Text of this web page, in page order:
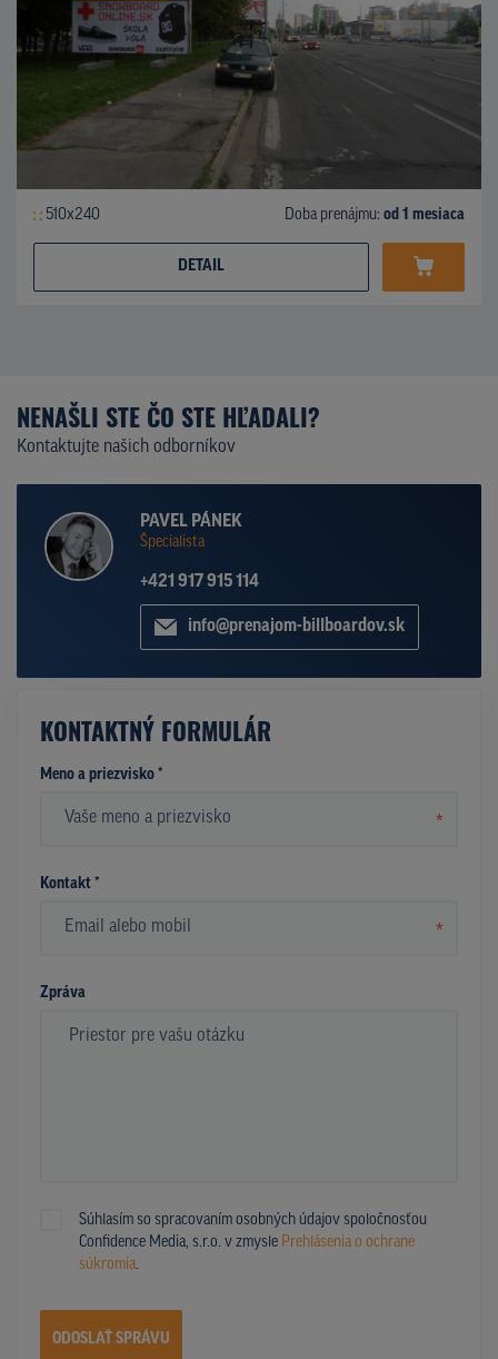
510x240 Doba prenájmu: od 1 mesiaca
DETAIL
NENAŠLI STE ČO STE HĽADALI?
Kontaktujte našich odborníkov
PAVEL PÁNEK
Špecialista
+421 917 915 114
info@prenajom-billboardov.sk
KONTAKTNÝ FORMULÁR
Meno a priezvisko *
*
Kontakt *
*
Zpráva
Súhlasím so spracovaním osobných údajov spoločnosťou
Confidence Media, s.r.o. v zmysle Prehlásenia o ochrane
súkromia.
ODOSLAŤ SPRÁVU